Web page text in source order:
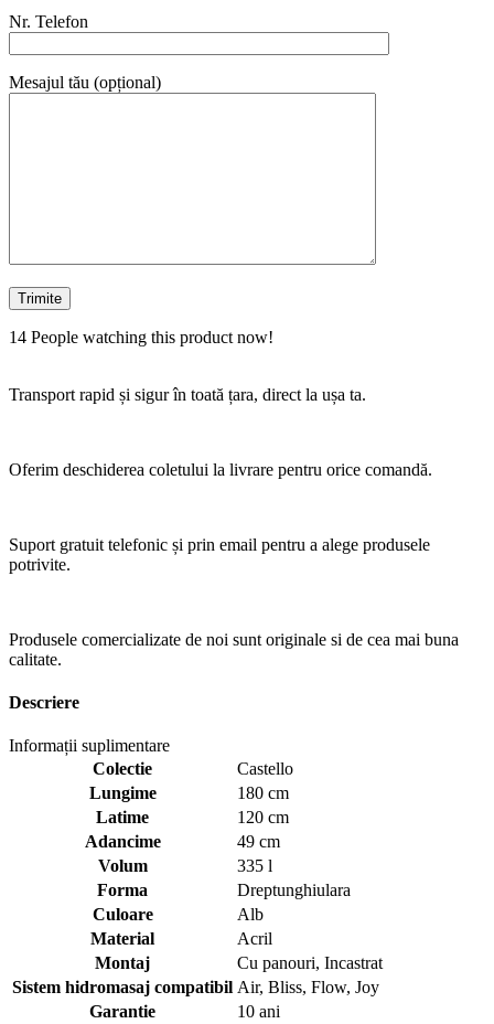
Nr. Telefon
Mesajul tău (opțional)
14 People watching this product now!
Transport rapid și sigur în toată țara, direct la ușa ta.
Oferim deschiderea coletului la livrare pentru orice comandă.
Suport gratuit telefonic și prin email pentru a alege produsele
potrivite.
Produsele comercializate de noi sunt originale si de cea mai buna
calitate.
Descriere
Informații suplimentare
Colectie
Castello
Lungime
180 cm
Latime
120 cm
Adancime
49 cm
Volum
335 l
Forma
Dreptunghiulara
Culoare
Alb
Material
Acril
Montaj
Cu panouri, Incastrat
Sistem hidromasaj compatibil Air, Bliss, Flow, Joy
Garantie
10 ani